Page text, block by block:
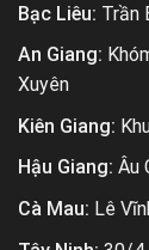
Bạc Liêu: Trần
An Giang:
Xuyên
Kiên Giang:
Hậu Giang: Âu
Cà Mau: Lê